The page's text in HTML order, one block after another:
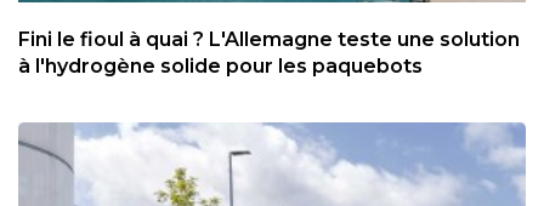
Fini le fioul à quai ? L'Allemagne teste une solution
à l'hydrogène solide pour les paquebots